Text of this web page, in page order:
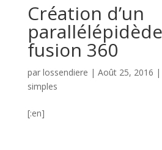
Création d’un
fusion 360
par lossendiere | Août 25, 2016 |
simples
[:en]